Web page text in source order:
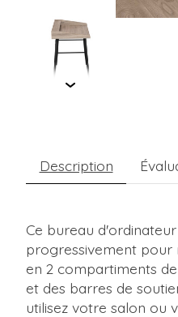
Description
Ce bureau
progressivement pour
en 2 compartiments
et des barres de
utilisez votre salon ou